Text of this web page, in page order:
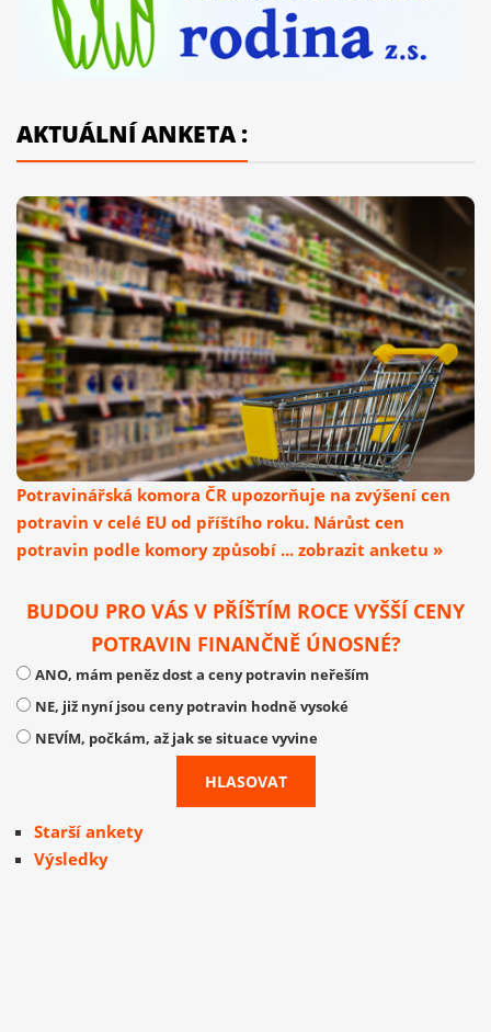
AKTUÁLNÍ ANKETA :
Potravinářská komora ČR upozorňuje na zvýšení cen
potravin v celé EU od příštího roku. Nárůst cen
potravin podle komory způsobí ... zobrazit anketu »
BUDOU PRO VÁS V PŘÍŠTÍM ROCE VYŠŠÍ CENY
POTRAVIN FINANČNĚ ÚNOSNÉ?
ANO, mám peněz dost a ceny potravin neřeším
NE, již nyní jsou ceny potravin hodně vysoké
NEVÍM, počkám, až jak se situace vyvine
Starší ankety
Výsledky